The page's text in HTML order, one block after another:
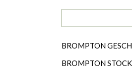
Categorieën
BROMPTON
BROMPTON